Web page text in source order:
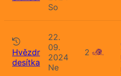
So
Hvězdná
desítka
22.
09.
2024
Ne
2